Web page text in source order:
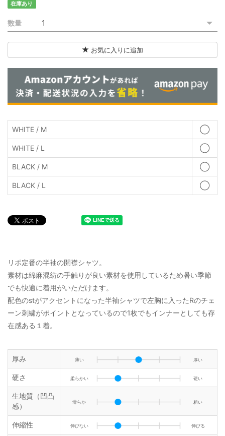
在庫あり
数量
お気に入りに追加
WHITE / M ◯
WHITE / L ◯
BLACK / M ◯
BLACK / L ◯
リポ定番の半袖の開襟シャツ。
素材は綿麻混紡の手触りが良い素材を使用しているため暑い季節
でも快適に着用がいただけます。
配色のstがアクセントになった半袖シャツで左胸に入ったRのチェ
ーン刺繍がポイントとなっているので1枚でもインナーとしても存
在感ある１着。
厚み 薄い 厚い
硬さ 柔らかい 硬い
生地質（凹凸
感）
滑らか 粗い
伸縮性 伸びない 伸びる